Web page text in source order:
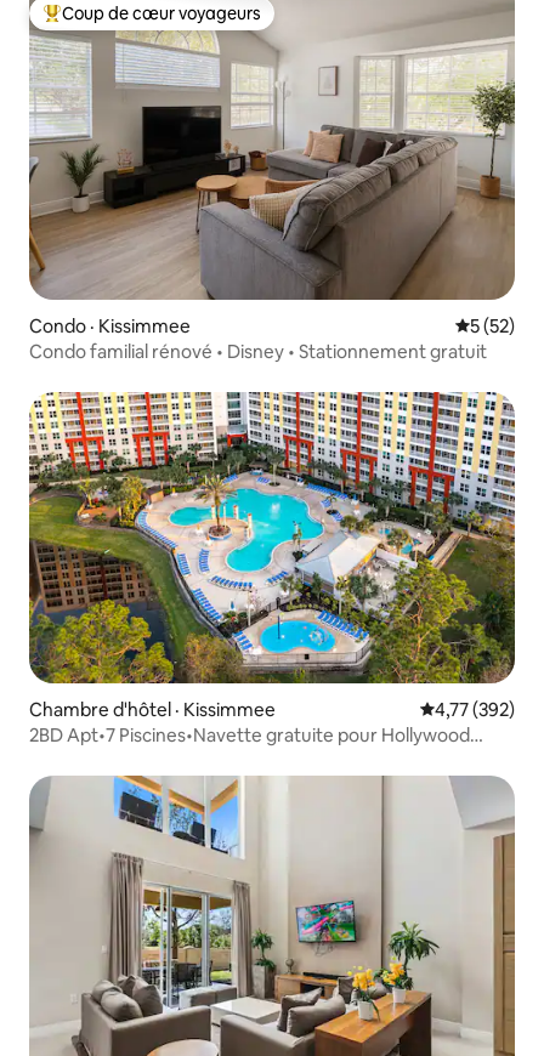
Coup de cœur voyageurs parmi les plus aimés
Coup de cœur voyageurs
Condo · Kissimmee Note
5 (52)
Condo familial rénové • Disney • Stationnement gratuit
Chambre d'hôtel · Kissimmee Note
4,77 (392)
2BD Apt•7 Piscines•Navette gratuite pour Hollywood